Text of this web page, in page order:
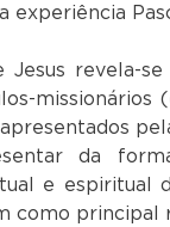
experiência
revela-
missionários
da
e espiritual
como principal